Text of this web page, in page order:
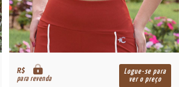
R$
para revenda
Logue-se para
ver o preço